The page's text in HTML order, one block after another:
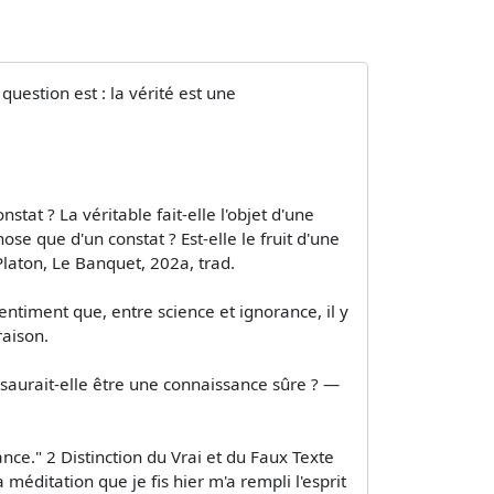
est : la vérité est une
? La véritable fait-elle l'objet d'une
que d'un constat ? Est-elle le fruit d'une
Le Banquet, 202a, trad.
que, entre science et ignorance, il y
elle être une connaissance sûre ? —
2 Distinction du Vrai et du Faux Texte
méditation que je fis hier m'a rempli l'esprit